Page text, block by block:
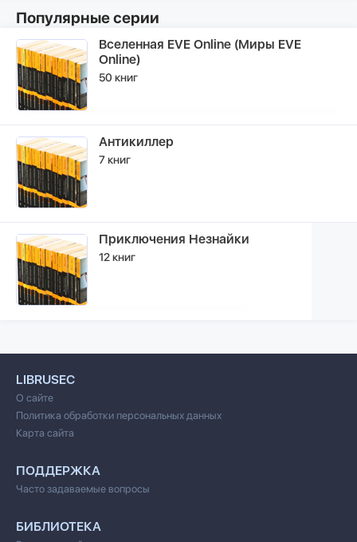
Популярные серии
Вселенная EVE Online (Миры EVE
Online)
50 книг
Антикиллер
7 книг
Приключения Незнайки
12 книг
LIBRUSEC
О сайте
Политика обработки персональных данных
Карта сайта
ПОДДЕРЖКА
Часто задаваемые вопросы
БИБЛИОТЕКА